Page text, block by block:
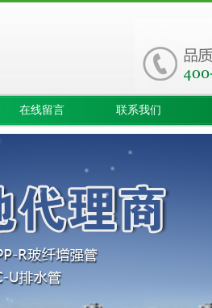
在线留言 联系我们